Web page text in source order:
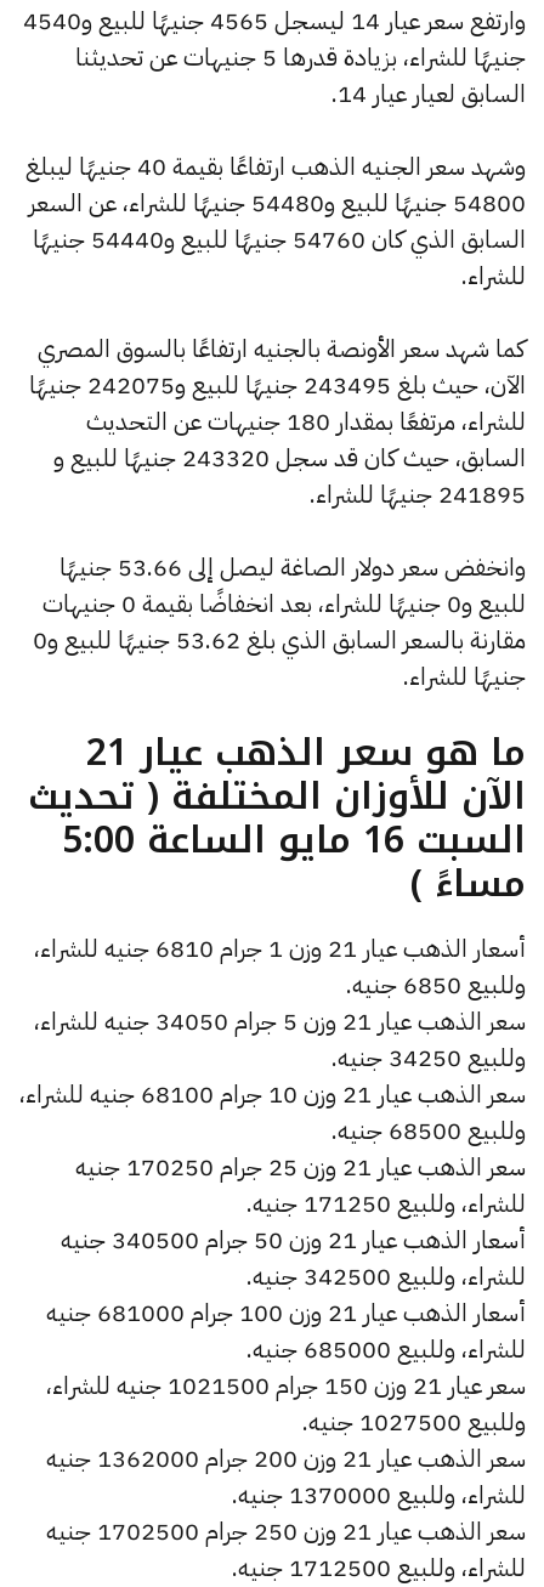
وارتفع سعر عيار 14 ليسجل 4565 جنيهًا للبيع و4540
جنيهًا للشراء، بزيادة قدرها 5 جنيهات عن تحديثنا
السابق لعيار عيار 14.
وشهد سعر الجنيه الذهب ارتفاعًا بقيمة 40 جنيهًا ليبلغ
54800 جنيهًا للبيع و54480 جنيهًا للشراء، عن السعر
السابق الذي كان 54760 جنيهًا للبيع و54440 جنيهًا
للشراء.
كما شهد سعر الأونصة بالجنيه ارتفاعًا بالسوق المصري
الآن، حيث بلغ 243495 جنيهًا للبيع و242075 جنيهًا
للشراء، مرتفعًا بمقدار 180 جنيهات عن التحديث
السابق، حيث كان قد سجل 243320 جنيهًا للبيع و
241895 جنيهًا للشراء.
وانخفض سعر دولار الصاغة ليصل إلى 53.66 جنيهًا
للبيع و0 جنيهًا للشراء، بعد انخفاضًا بقيمة 0 جنيهات
مقارنة بالسعر السابق الذي بلغ 53.62 جنيهًا للبيع و0
جنيهًا للشراء.
ما هو سعر الذهب عيار 21
الآن للأوزان المختلفة ( تحديث
السبت 16 مايو الساعة 5:00
مساءً )
أسعار الذهب عيار 21 وزن 1 جرام 6810 جنيه للشراء،
وللبيع 6850 جنيه.
سعر الذهب عيار 21 وزن 5 جرام 34050 جنيه للشراء،
وللبيع 34250 جنيه.
سعر الذهب عيار 21 وزن 10 جرام 68100 جنيه للشراء،
وللبيع 68500 جنيه.
سعر الذهب عيار 21 وزن 25 جرام 170250 جنيه
للشراء، وللبيع 171250 جنيه.
أسعار الذهب عيار 21 وزن 50 جرام 340500 جنيه
للشراء، وللبيع 342500 جنيه.
أسعار الذهب عيار 21 وزن 100 جرام 681000 جنيه
للشراء، وللبيع 685000 جنيه.
سعر عيار 21 وزن 150 جرام 1021500 جنيه للشراء،
وللبيع 1027500 جنيه.
سعر الذهب عيار 21 وزن 200 جرام 1362000 جنيه
للشراء، وللبيع 1370000 جنيه.
سعر الذهب عيار 21 وزن 250 جرام 1702500 جنيه
للشراء، وللبيع 1712500 جنيه.